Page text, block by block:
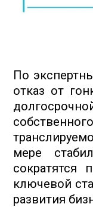
По
отказ от
мере
сократятся
ключевой
развития